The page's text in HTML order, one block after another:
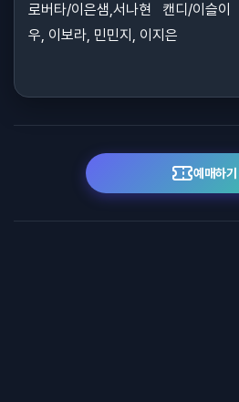
로버타/이은샘,서나현 캔디/이슬
우, 이보라, 민민지, 이지은
예매하기